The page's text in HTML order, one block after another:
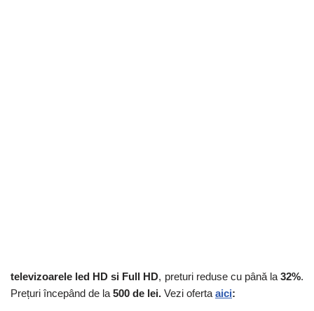
televizoarele led HD si Full HD, preturi reduse cu până la32%.
Prețuri începând de la 500 de lei. Vezi oferta aici: